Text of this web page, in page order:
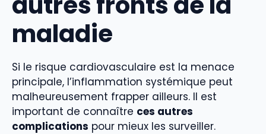
maladie
Si le risque cardiovasculaire est la menace
principale, l’inflammation systémique peut
malheureusement frapper ailleurs. Il est
important de connaître ces autres
complications pour mieux les surveiller.